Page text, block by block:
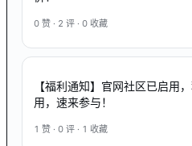
0 赞 · 2 评 · 0 收藏
【福利通知】官网社区已启用
用，速来参与！
1 赞 · 0 评 · 1 收藏